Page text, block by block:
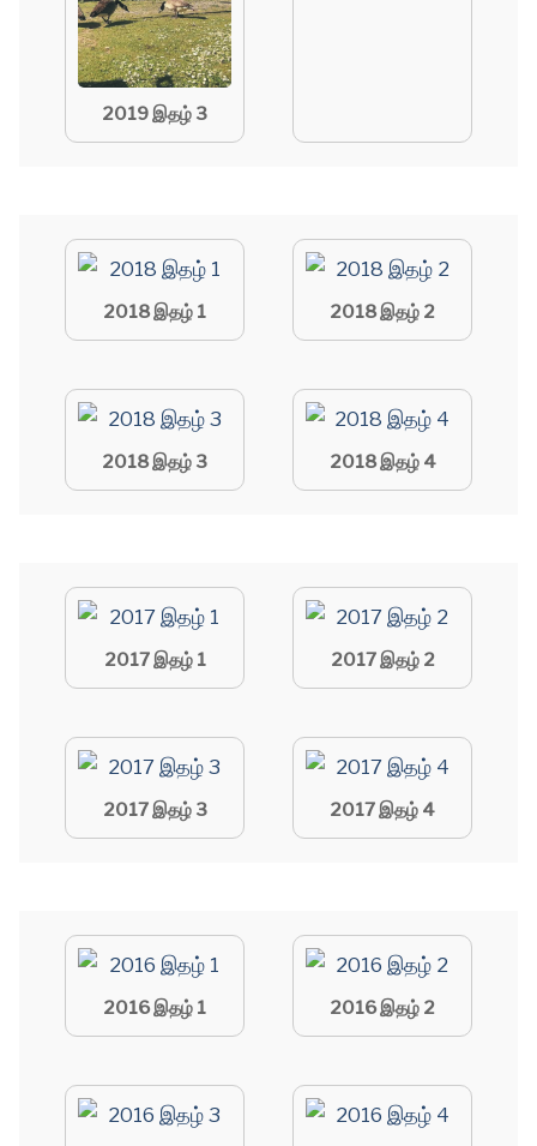
2019 இதழ் 3
2018 இதழ் 1 2018 இதழ் 2
2018 இதழ் 3 2018 இதழ் 4
2017 இதழ் 1 2017 இதழ் 2
2017 இதழ் 3 2017 இதழ் 4
2016 இதழ் 1 2016 இதழ் 2